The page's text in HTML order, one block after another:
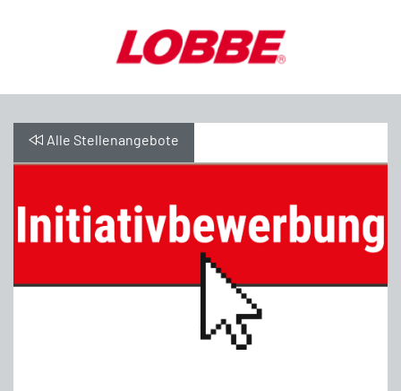
Alle Stellenangebote